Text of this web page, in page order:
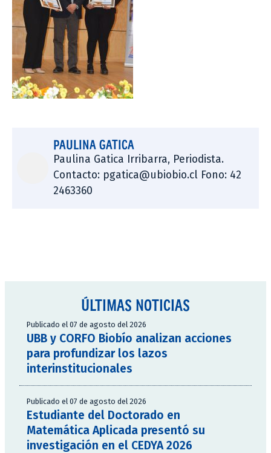
PAULINA GATICA
Paulina Gatica Irribarra, Periodista.
Contacto: pgatica@ubiobio.cl Fono: 42
2463360
ÚLTIMAS NOTICIAS
Publicado el 07 de agosto del 2026
UBB y CORFO Biobío analizan acciones
para profundizar los lazos
interinstitucionales
Publicado el 07 de agosto del 2026
Estudiante del Doctorado en
Matemática Aplicada presentó su
investigación en el CEDYA 2026